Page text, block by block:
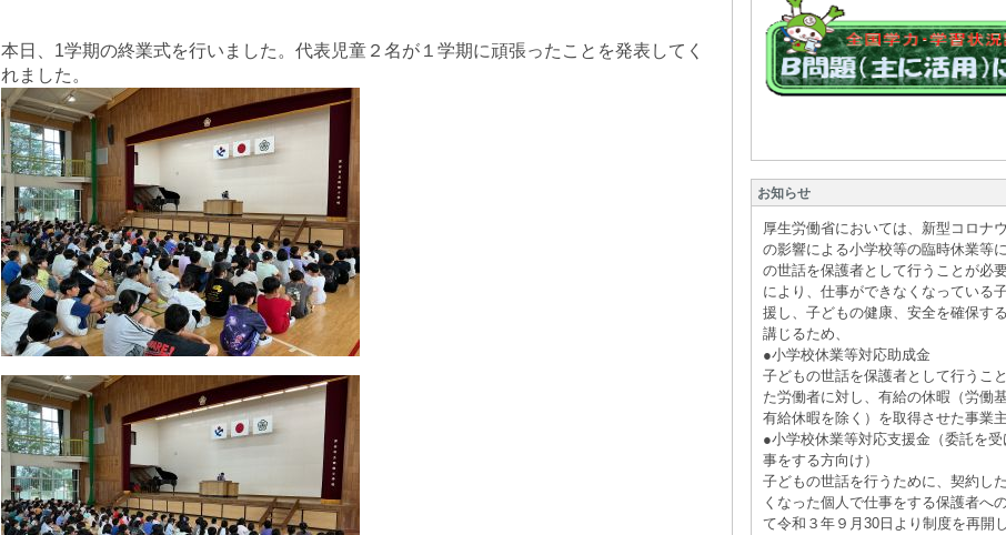
本日、1学期の終業式を行いました。代表児童２名が１学期に頑張ったことを発表してく
れました。
お知らせ
厚生労働省においては、新型コロナ
の影響による小学校等の臨時休業等
の世話を保護者として行うことが必
により、仕事ができなくなっている
援し、子どもの健康、安全を確保す
講じるため、
●小学校休業等対応助成金
子どもの世話を保護者として行うこ
た労働者に対し、有給の休暇（労働
有給休暇を除く）を取得させた事業
●小学校休業等対応支援金（委託を
事をする方向け）
子どもの世話を行うために、契約し
くなった個人で仕事をする保護者へ
て令和３年９月30日より制度を再開